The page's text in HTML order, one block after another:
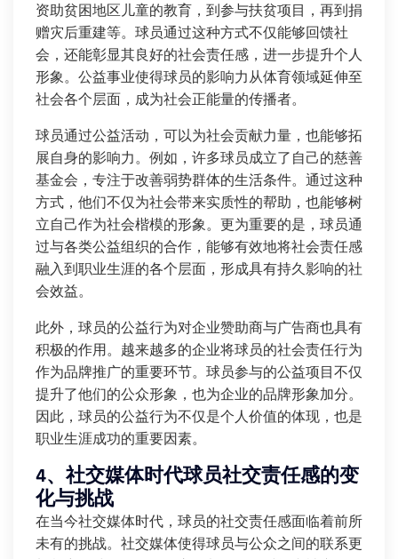
资助贫困地区儿童的教育，到参与扶贫项目，再到捐
赠灾后重建等。球员通过这种方式不仅能够回馈社
会，还能彰显其良好的社会责任感，进一步提升个人
形象。公益事业使得球员的影响力从体育领域延伸至
社会各个层面，成为社会正能量的传播者。
球员通过公益活动，可以为社会贡献力量，也能够拓
展自身的影响力。例如，许多球员成立了自己的慈善
基金会，专注于改善弱势群体的生活条件。通过这种
方式，他们不仅为社会带来实质性的帮助，也能够树
立自己作为社会楷模的形象。更为重要的是，球员通
过与各类公益组织的合作，能够有效地将社会责任感
融入到职业生涯的各个层面，形成具有持久影响的社
会效益。
此外，球员的公益行为对企业赞助商与广告商也具有
积极的作用。越来越多的企业将球员的社会责任行为
作为品牌推广的重要环节。球员参与的公益项目不仅
提升了他们的公众形象，也为企业的品牌形象加分。
因此，球员的公益行为不仅是个人价值的体现，也是
职业生涯成功的重要因素。
4、社交媒体时代球员社交责任感的变
化与挑战
在当今社交媒体时代，球员的社交责任感面临着前所
未有的挑战。社交媒体使得球员与公众之间的联系更